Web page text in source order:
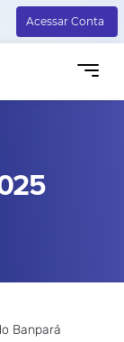
Acessar Conta
Banpará